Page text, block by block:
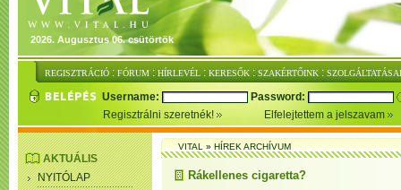
2026. Augusztus 06. csütörtök
REGISZTRÁCIÓ : FÓRUM : HÍRLEVÉL : KERESŐK : SZAKÉRTŐINK :
Username:
Password:
Regisztrálni szeretnék!
Elfelejtettem a jelszavam
AKTUÁLIS
NYITÓLAP
VITAL»HÍREK ARCHÍVUM
Rákellenes cigaretta?